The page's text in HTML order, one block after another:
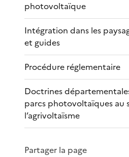
photovoltaïque
Intégration dans les
et guides
Procédure réglementaire
Doctrines
parcs photovoltaïques au
l’agrivoltaïsme
Partager la page